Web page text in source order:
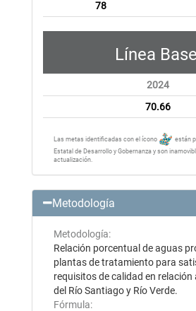
78
Línea
2024
70.66
Las metas identificadas con el ícono
están
Estatal de Desarrollo y Gobernanza y son
actualización.
Metodología
Metodología:
Relación porcentual de aguas
plantas de tratamiento para
requisitos de calidad en relación
del Río Santiago y Río Verde.
Fórmula: